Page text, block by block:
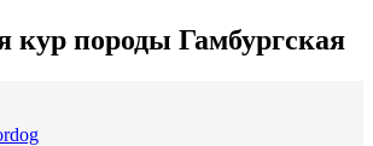
кур породы Гамбургская